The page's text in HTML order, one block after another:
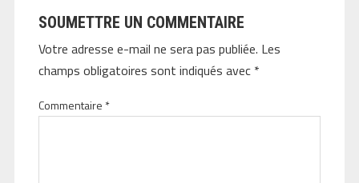
SOUMETTRE UN COMMENTAIRE
Votre adresse e-mail ne sera pas publiée. Les
champs obligatoires sont indiqués avec *
Commentaire *